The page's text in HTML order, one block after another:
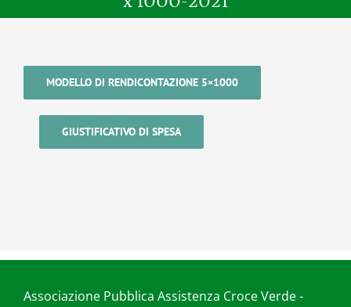
MODELLO DI RENDICONTAZIONE 5×1000
GIUSTIFICATIVO DI SPESA
Associazione Pubblica Assistenza Croce Verde -